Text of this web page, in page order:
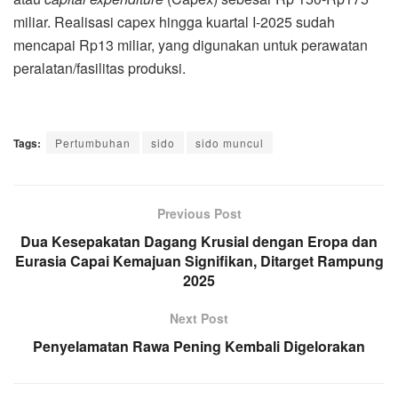
miliar. Realisasi capex hingga kuartal I-2025 sudah
mencapai Rp13 miliar, yang digunakan untuk perawatan
peralatan/fasilitas produksi.
Tags: Pertumbuhan sido sido muncul
Previous Post
Dua Kesepakatan Dagang Krusial dengan Eropa dan
Eurasia Capai Kemajuan Signifikan, Ditarget Rampung
2025
Next Post
Penyelamatan Rawa Pening Kembali Digelorakan